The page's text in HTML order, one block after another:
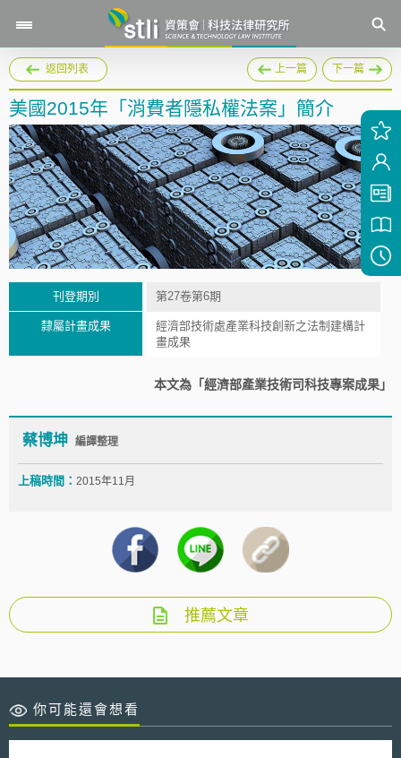
返回列表 上一篇 下一篇
美國2015年「消費者隱私權法案」簡介
刊登期別 第27卷第6期
隸屬計畫成果
經濟部技術處產業科技創新之法制建構計
畫成果
本文為「經濟部產業技術司科技專案成果」
蔡博坤 編譯整理
上稿時間： 2015年11月
推薦文章
你可能還會想看